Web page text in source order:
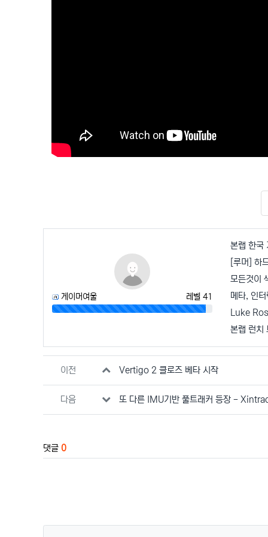
게이머여울 레벨 41
96%
본랩 한국
모든것이
메타, 인
Luke
본랩 런치
관련자료
이전 Vertigo 2 클로즈 베타 시작
다음 또 다른 IMU기반 풀트래커 등장 -
댓글 0